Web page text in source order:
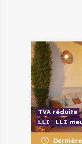
TVA réduite
LLI
LLI